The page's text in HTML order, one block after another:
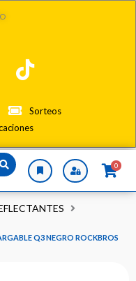
Sorteos
0
Q3 NEGRO ROCKBROS